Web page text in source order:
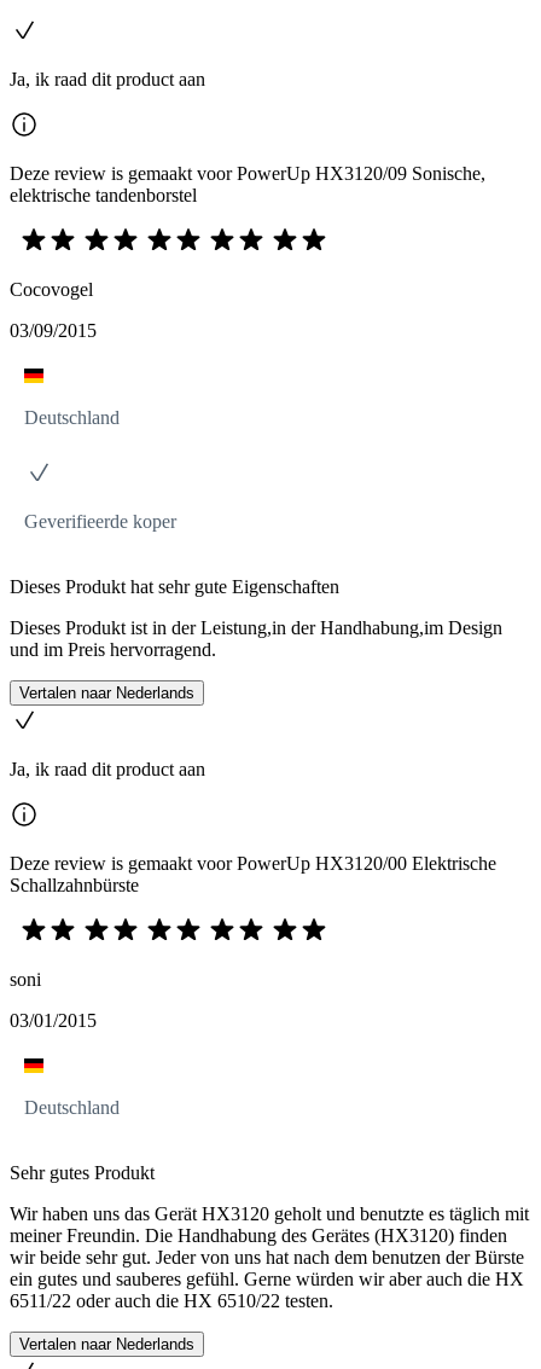
Ja, ik raad dit product aan
Deze review is gemaakt voor PowerUp HX3120/09 Sonische,
elektrische tandenborstel
Cocovogel
03/09/2015
Deutschland
Geverifieerde koper
Dieses Produkt hat sehr gute Eigenschaften
Dieses Produkt ist in der Leistung,in der Handhabung,im Design
und im Preis hervorragend.
Vertalen naar Nederlands
Ja, ik raad dit product aan
Deze review is gemaakt voor PowerUp HX3120/00 Elektrische
Schallzahnbürste
soni
03/01/2015
Deutschland
Sehr gutes Produkt
Wir haben uns das Gerät HX3120 geholt und benutzte es täglich mit
meiner Freundin. Die Handhabung des Gerätes (HX3120) finden
wir beide sehr gut. Jeder von uns hat nach dem benutzen der Bürste
ein gutes und sauberes gefühl. Gerne würden wir aber auch die HX
6511/22 oder auch die HX 6510/22 testen.
Vertalen naar Nederlands